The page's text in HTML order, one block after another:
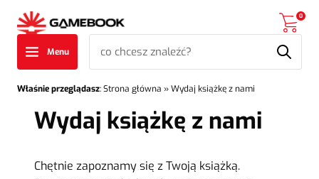
Menu
0
Właśnie przeglądasz:Strona główna »Wydaj książkę z nami
Wydaj książkę z nami
Chętnie zapoznamy się z Twoją książką.